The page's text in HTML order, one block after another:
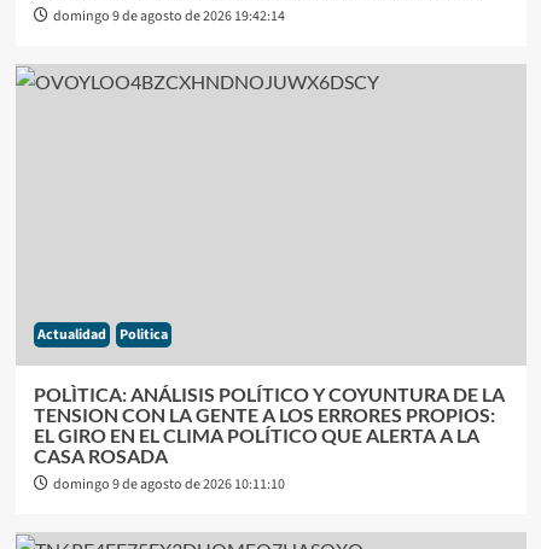
domingo 9 de agosto de 2026 19:42:14
Actualidad Politica
POLÌTICA: ANÁLISIS POLÍTICO Y COYUNTURA DE LA
TENSION CON LA GENTE A LOS ERRORES PROPIOS:
EL GIRO EN EL CLIMA POLÍTICO QUE ALERTA A LA
CASA ROSADA
domingo 9 de agosto de 2026 10:11:10